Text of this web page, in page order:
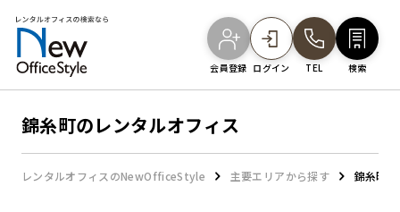
会員登録 ログイン TEL 検索
オフィスを探す
錦糸町のレンタルオフィス
レンタルオフィスのNewOfficeStyle 主要エリアから探す 錦糸町